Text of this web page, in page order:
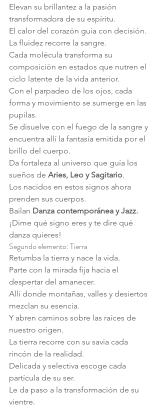
Elevan su brillantez a la pasión
transformadora de su espíritu.
El calor del corazón guía con decisión.
La fluidez recorre la sangre.
Cada molécula transforma su
composición en estados que nutren el
ciclo latente de la vida anterior.
Con el parpadeo de los ojos, cada
forma y movimiento se sumerge en las
pupilas.
Se disuelve con el fuego de la sangre y
encuentra allí la fantasía emitida por el
brillo del cuerpo.
Da fortaleza al universo que guía los
sueños de Aries, Leo y Sagitario.
Los nacidos en estos signos ahora
prenden sus cuerpos.
Bailan Danza contemporánea y Jazz.
¡Dime qué signo eres y te dire qué
danza quieres!
Segundo elemento: Tierra
Retumba la tierra y nace la vida.
Parte con la mirada fija hacia el
despertar del amanecer.
Allí donde montañas, valles y desiertos
mezclan su esencia.
Y abren caminos sobre las raíces de
nuestro origen.
La tierra recorre con su savia cada
rincón de la realidad.
Delicada y selectiva escoge cada
partícula de su ser.
Le da paso a la transformación de su
vientre.